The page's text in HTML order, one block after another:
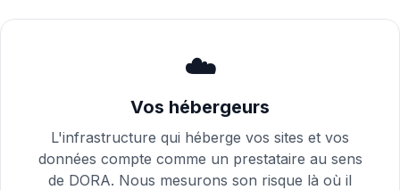
☁️
Vos hébergeurs
L'infrastructure qui héberge vos sites et vos
données compte comme un prestataire au sens
de DORA. Nous mesurons son risque là où il